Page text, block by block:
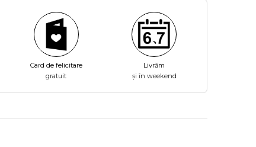
Card de felicitare
gratuit
Livrăm
și în weekend